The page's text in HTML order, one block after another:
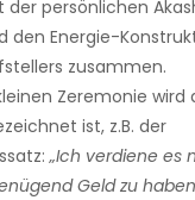
der persönlichen
den Energie-
zusammen.
Zere­monie wird
ist, z.B. der
„Ich verdiene es
Geld zu